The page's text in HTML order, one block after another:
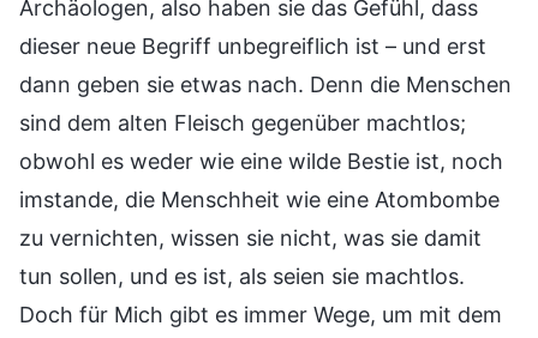
Archäologen, also haben sie das Gefühl, dass
dieser neue Begriff unbegreiflich ist – und erst
dann geben sie etwas nach. Denn die Menschen
sind dem alten Fleisch gegenüber machtlos;
obwohl es weder wie eine wilde Bestie ist, noch
imstande, die Menschheit wie eine Atombombe
zu vernichten, wissen sie nicht, was sie damit
tun sollen, und es ist, als seien sie machtlos.
Doch für Mich gibt es immer Wege, um mit dem